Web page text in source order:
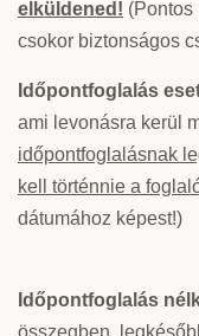
elküldened! (Pontos
csokor biztonságos
Időpontfoglalás
ami levonásra kerül
időpontfoglalásnak
kell történnie a
dátumához képest!)
Időpontfoglalás
összegben,